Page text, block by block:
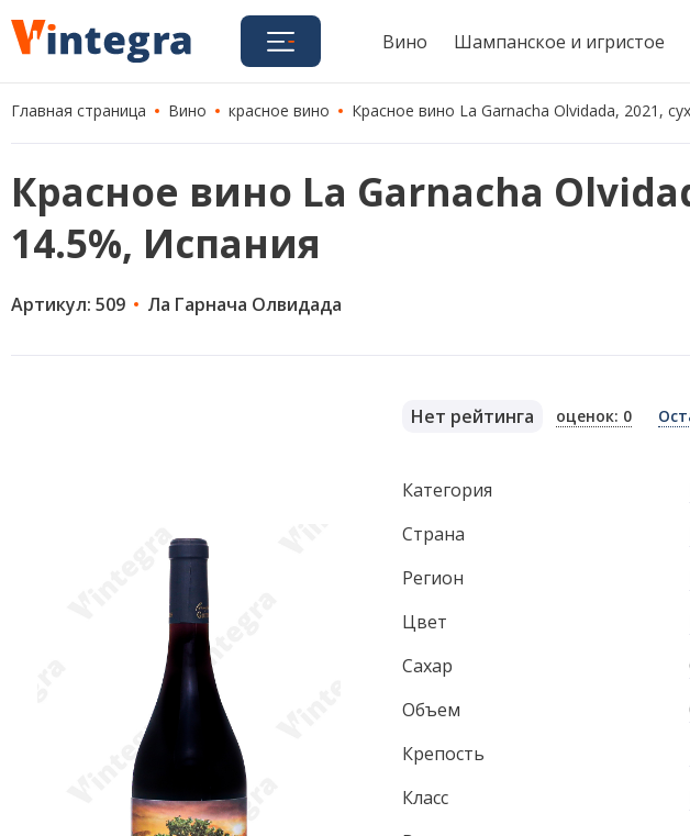
Вино Шампанское и игристое
Главная страница Вино красное вино Красное вино La Garnacha Olvidada, 2021,
Красное вино La Garnacha
14.5%, Испания
Артикул: 509 Ла Гарнача Олвидада
Нет рейтинга оценок: 0
Категория
Страна
Регион
Цвет
Сахар
Объем
Крепость
Класс